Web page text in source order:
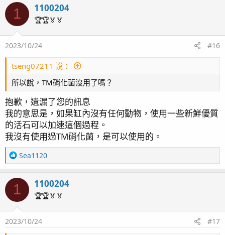
t
i
o
n
：
1 1100204
🏆🏆🏅🏅
2023/10/24 #16
tseng07211 說：
所以說，TM硝化菌沒用了嗎？
抱歉，遺漏了您的訊息
我的意思是，如果缸內沒有任何動物，使用一些新鮮優質
的活石可以加速這個過程。
我沒有使用過TM硝化菌，是可以使用的。
R
e
t
i
o
n
Sea1120
1 1100204
🏆🏆🏅🏅
2023/10/24 #17